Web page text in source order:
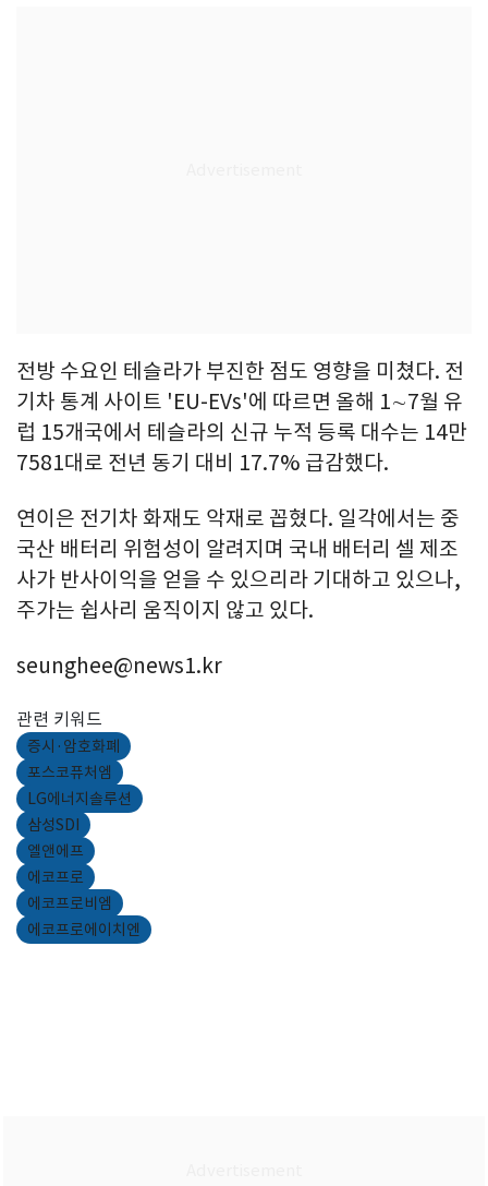
전방 수요인 테슬라가 부진한 점도 영향을 미쳤다. 전
기차 통계 사이트 'EU-EVs'에 따르면 올해 1∼7월 유
럽 15개국에서 테슬라의 신규 누적 등록 대수는 14만
7581대로 전년 동기 대비 17.7% 급감했다.
연이은 전기차 화재도 악재로 꼽혔다. 일각에서는 중
국산 배터리 위험성이 알려지며 국내 배터리 셀 제조
사가 반사이익을 얻을 수 있으리라 기대하고 있으나,
주가는 쉽사리 움직이지 않고 있다.
seunghee@news1.kr
관련 키워드
증시·암호화폐
포스코퓨처엠
LG에너지솔루션
삼성SDI
엘앤에프
에코프로
에코프로비엠
에코프로에이치엔